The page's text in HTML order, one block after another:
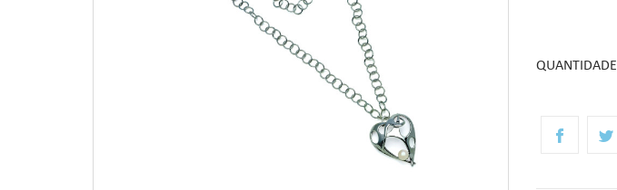
QUANTIDADE